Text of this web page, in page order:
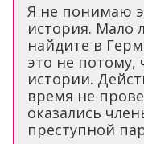
Я не понимаю
история. Мало
найдите в
это не потому,
истории.
время не
оказались
преступной